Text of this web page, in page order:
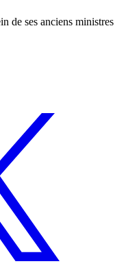
de ses anciens ministres